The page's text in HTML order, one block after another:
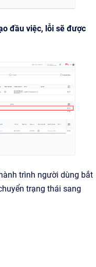
đầu việc, lỗi sẽ được
trình người dùng bắt
trạng thái sang